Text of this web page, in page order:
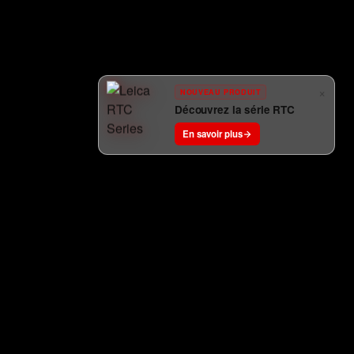
NOUVEAU PRODUIT
Découvrez la série RTC
En savoir plus